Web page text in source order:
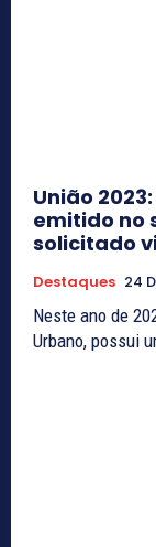
União
emitido no
solicitado
Destaques 24
Neste ano de
Urbano, possui